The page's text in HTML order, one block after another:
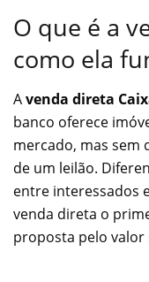
O que é a
como ela
Avenda direta
banco oferece
mercado, mas
de um leilão.
entre interessados
venda direta o
proposta pelo valor